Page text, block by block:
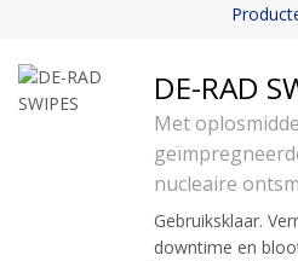
DE-RAD
Met
nucleaire
Gebruiksklaar.
downtime en